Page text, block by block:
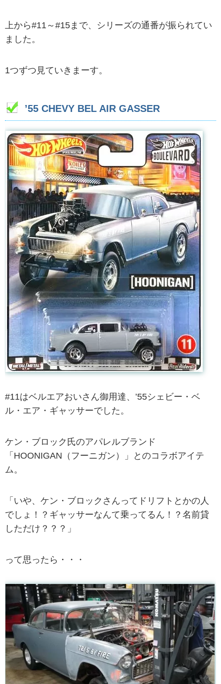
上から#11～#15まで、シリーズの通番が振られてい
ました。
1つずつ見ていきまーす。
’55 CHEVY BEL AIR GASSER
#11はベルエアおいさん御用達、’55シェビー・ベ
ル・エア・ギャッサーでした。
ケン・ブロック氏のアパレルブランド
「HOONIGAN（フーニガン）」とのコラボアイテ
ム。
「いや、ケン・ブロックさんってドリフトとかの人
でしょ！？ギャッサーなんて乗ってるん！？名前貸
しただけ？？？」
って思ったら・・・